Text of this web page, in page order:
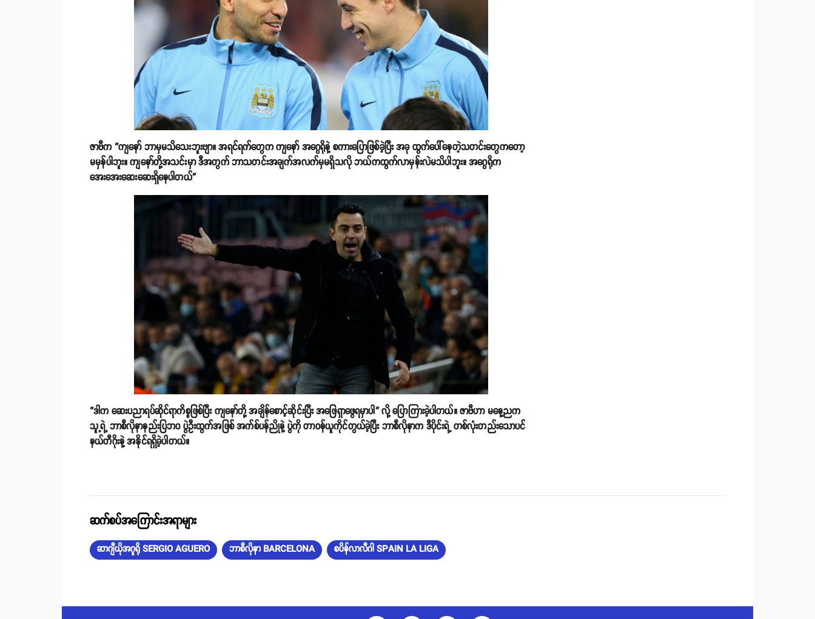
ဇာဗီက “ကျနော် ဘာမှမသိသေးဘူးဗျာ။ အရင်ရက်တွေက ကျနော် အဂွေရိုနဲ့ စကားပြောဖြစ်ခဲ့ပြီး အခု ထွက်ပေါ်နေတဲ့သတင်းတွေကတော့
မမှန်ပါဘူး။ ကျနော်တို့အသင်းမှာ ဒီအတွက် ဘာသတင်းအချက်အလက်မှမရှိသလို ဘယ်ကထွက်လာမှန်းလဲမသိပါဘူး။ အဂွေရိုက
အေးအေးဆေးဆေးရှိနေပါတယ်”
“ဒါက ဆေးပညာရပ်ဆိုင်ရာကိစ္စဖြစ်ပြီး ကျနော်တို့ အချိန်စောင့်ဆိုင်းပြီး အဖြေရှာဖွေရမှာပါ” လို့ ပြောကြားခဲ့ပါတယ်။ ဇာဗီဟာ မနေ့ညက
သူ့ရဲ့ ဘာစီလိုနာနည်းပြဘဝ ပွဲဦးထွက်အဖြစ် အက်စ်ပန်ညိုနဲ့ ပွဲကို တာဝန်ယူကိုင်တွယ်ခဲ့ပြီး ဘာစီလိုနာက ဒီပိုင်းရဲ့ တစ်လုံးတည်းသောပင်
နယ်တီဂိုးနဲ့ အနိုင်ရရှိခဲ့ပါတယ်။
ဆက်စပ်အကြောင်းအရာများ
ဆာဂျီယိုအဂူရို SERGIO AGUERO ဘာစီလိုနာ BARCELONA စပိန်လာလီဂါ SPAIN LA LIGA